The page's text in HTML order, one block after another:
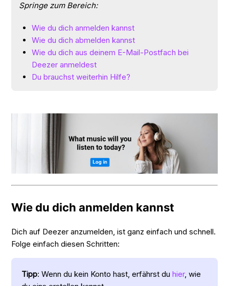
Springe zum Bereich:
Wie du dich anmelden kannst
Wie du dich abmelden kannst
Wie du dich aus deinem E-Mail-Postfach bei
Deezer anmeldest
Du brauchst weiterhin Hilfe?
Wie du dich anmelden kannst
Dich auf Deezer anzumelden, ist ganz einfach und schnell.
Folge einfach diesen Schritten:
Tipp: Wenn du kein Konto hast, erfährst duhier, wie